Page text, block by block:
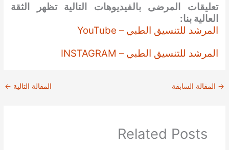
تعليقات المرضى بالفيديوهات التالية تظهر الثقة
العالية بنا:
المرشد للتنسيق الطبي – YouTube
المرشد للتنسيق الطبي – INSTAGRAM
→ المقالة السابقة المقالة التالية ←
Related Posts